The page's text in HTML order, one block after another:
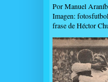
Por Manuel
Imagen:
frase de Héctor